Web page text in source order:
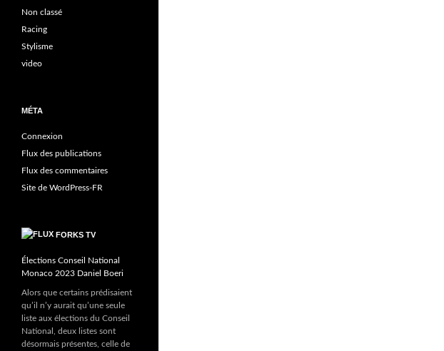
Non classé
Racing
Stylisme
video
MÉTA
Connexion
Flux des publications
Flux des commentaires
Site de WordPress-FR
FORKS TV
Élections Conseil National
Monaco 2023 Daniel Boeri
Alors que certains prédisaient
qu’il n’y aurait qu’une seule
liste aux élections du Conseil
National, deux listes sont
désormais présentes, celle de